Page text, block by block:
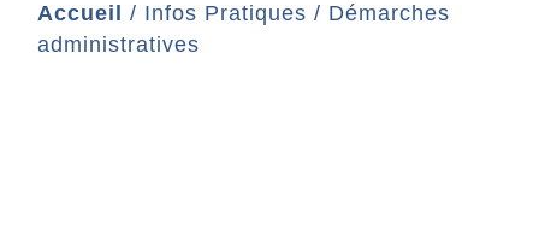
Accueil / Infos Pratiques / Démarches
administratives